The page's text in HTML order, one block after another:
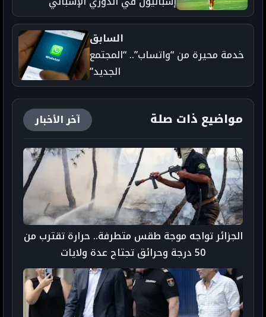
السابق
خدمة محيرة من “واتساب”.. “المجتمع
الجديد”
مواضيع ذات صلة آخر الأخبار
الجزائر تواجه موجة طقس متطرفة.. حرارة تقترب من
50 درجة وحرائق تجتاح عدة ولايات